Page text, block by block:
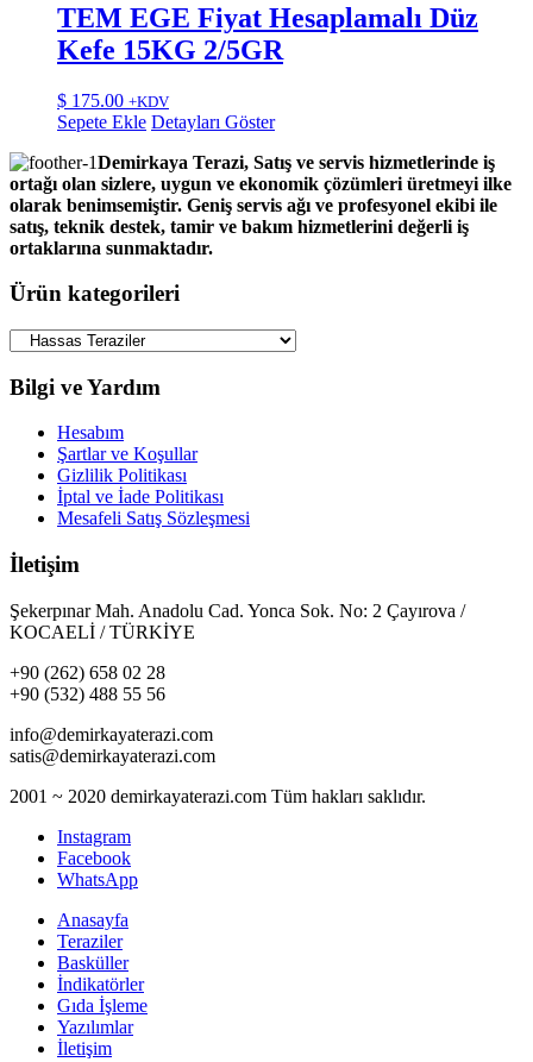
TEM EGE Fiyat Hesaplamalı Düz
Kefe 15KG 2/5GR
$ 175.00 +KDV
Sepete Ekle Detayları Göster
Demirkaya Terazi, Satış ve servis hizmetlerinde iş
ortağı olan sizlere, uygun ve ekonomik çözümleri üretmeyi ilke
olarak benimsemiştir. Geniş servis ağı ve profesyonel ekibi ile
satış, teknik destek, tamir ve bakım hizmetlerini değerli iş
ortaklarına sunmaktadır.
Ürün kategorileri
Bilgi ve Yardım
Hesabım
Şartlar ve Koşullar
Gizlilik Politikası
İptal ve İade Politikası
Mesafeli Satış Sözleşmesi
İletişim
Şekerpınar Mah. Anadolu Cad. Yonca Sok. No: 2 Çayırova /
KOCAELİ / TÜRKİYE
+90 (262) 658 02 28
+90 (532) 488 55 56
info@demirkayaterazi.com
satis@demirkayaterazi.com
2001 ~ 2020 demirkayaterazi.com Tüm hakları saklıdır.
Instagram
Facebook
WhatsApp
Anasayfa
Teraziler
Basküller
İndikatörler
Gıda İşleme
Yazılımlar
İletişim